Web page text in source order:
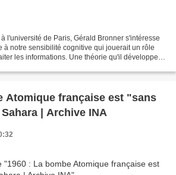
l'université de Paris, Gérald Bronner s'intéresse
à notre sensibilité cognitive qui jouerait un rôle
les informations. Une théorie qu'il développe
Atomique française est "sans
| Archive INA